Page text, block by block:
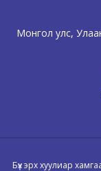
Монгол улс,
Бүх эрх хуулиар